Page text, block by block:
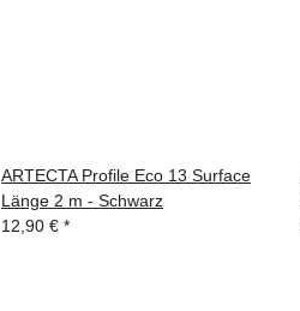
ARTECTA Profile Eco 13 Surface
Länge 2 m - Schwarz
12,90 € *